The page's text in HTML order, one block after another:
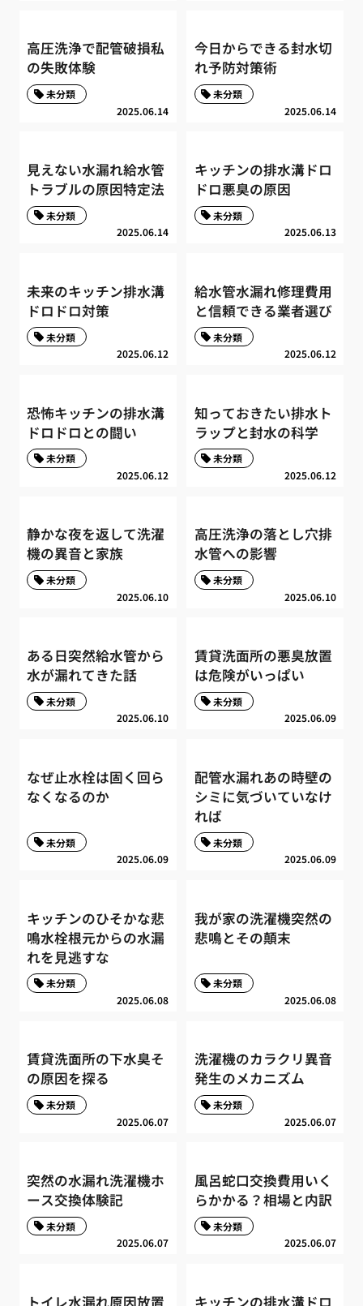
高圧洗浄で配管破損私
の失敗体験
2025.06.14
未分類
今日からできる封水切
れ予防対策術
2025.06.14
未分類
見えない水漏れ給水管
トラブルの原因特定法
2025.06.14
未分類
キッチンの排水溝ドロ
ドロ悪臭の原因
2025.06.13
未分類
未来のキッチン排水溝
ドロドロ対策
2025.06.12
未分類
給水管水漏れ修理費用
と信頼できる業者選び
2025.06.12
未分類
恐怖キッチンの排水溝
ドロドロとの闘い
2025.06.12
未分類
知っておきたい排水ト
ラップと封水の科学
2025.06.12
未分類
静かな夜を返して洗濯
機の異音と家族
2025.06.10
未分類
高圧洗浄の落とし穴排
水管への影響
2025.06.10
未分類
ある日突然給水管から
水が漏れてきた話
2025.06.10
未分類
賃貸洗面所の悪臭放置
は危険がいっぱい
2025.06.09
未分類
なぜ止水栓は固く回ら
なくなるのか
2025.06.09
未分類
配管水漏れあの時壁の
シミに気づいていなけ
れば
2025.06.09
未分類
キッチンのひそかな悲
鳴水栓根元からの水漏
れを見逃すな
2025.06.08
未分類
我が家の洗濯機突然の
悲鳴とその顛末
2025.06.08
未分類
賃貸洗面所の下水臭そ
の原因を探る
2025.06.07
未分類
洗濯機のカラクリ異音
発生のメカニズム
2025.06.07
未分類
突然の水漏れ洗濯機ホ
ース交換体験記
2025.06.07
未分類
風呂蛇口交換費用いく
らかかる？相場と内訳
2025.06.07
未分類
トイレ水漏れ原因放置 キッチンの排水溝ドロ